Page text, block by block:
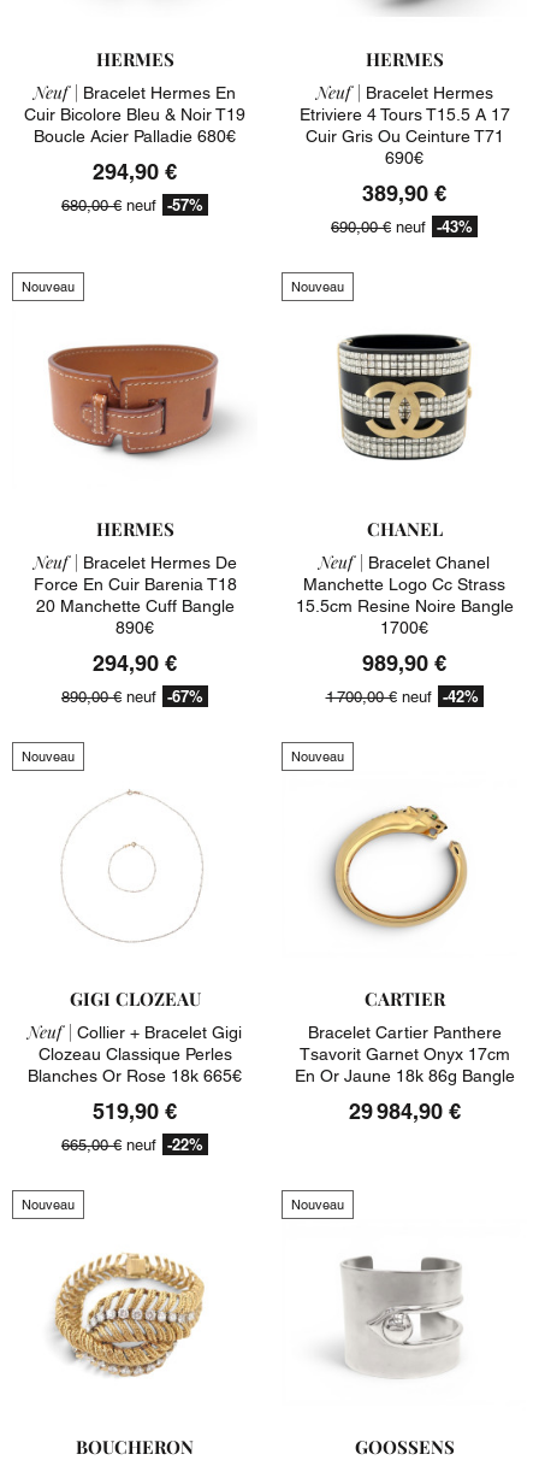
HERMES
Neuf | Bracelet Hermes En
Cuir Bicolore Bleu & Noir T19
Boucle Acier Palladie 680€
294,90 €
680,00 € neuf -57%
HERMES
Neuf | Bracelet Hermes
Etriviere 4 Tours T15.5 A 17
Cuir Gris Ou Ceinture T71
690€
389,90 €
690,00 € neuf -43%
Nouveau
HERMES
Neuf | Bracelet Hermes De
Force En Cuir Barenia T18
20 Manchette Cuff Bangle
890€
294,90 €
890,00 € neuf -67%
Nouveau
CHANEL
Neuf | Bracelet Chanel
Manchette Logo Cc Strass
15.5cm Resine Noire Bangle
1700€
989,90 €
1 700,00 €neuf -42%
Nouveau
GIGI CLOZEAU
Neuf | Collier + Bracelet Gigi
Clozeau Classique Perles
Blanches Or Rose 18k 665€
519,90 €
665,00 € neuf -22%
Nouveau
CARTIER
Bracelet Cartier Panthere
Tsavorit Garnet Onyx 17cm
En Or Jaune 18k 86g Bangle
29 984,90 €
Nouveau
BOUCHERON
Nouveau
GOOSSENS